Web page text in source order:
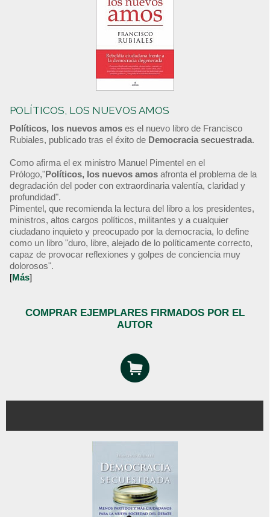
POLÍTICOS, LOS NUEVOS AMOS
Políticos, los nuevos amos es el nuevo libro de Francisco
Rubiales, publicado tras el éxito de Democracia secuestrada.
Como afirma el ex ministro Manuel Pimentel en el
Prólogo,"Políticos, los nuevos amos afronta el problema de la
degradación del poder con extraordinaria valentía, claridad y
profundidad".
Pimentel, que recomienda la lectura del libro a los presidentes,
ministros, altos cargos políticos, militantes y a cualquier
ciudadano inquieto y preocupado por la democracia, lo define
como un libro "duro, libre, alejado de lo políticamente correcto,
capaz de provocar reflexiones y golpes de conciencia muy
dolorosos".
[Más]
COMPRAR EJEMPLARES FIRMADOS POR EL
AUTOR